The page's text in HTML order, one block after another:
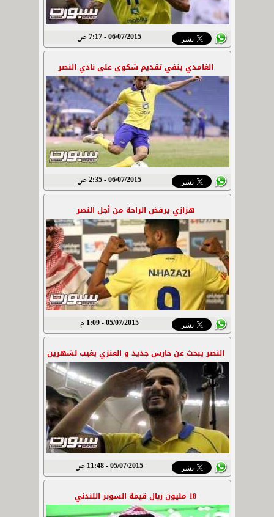
06/07/2015 - 7:17 ص
الغامدي ينفي تقديم شكوى على نادي النصر
06/07/2015 - 2:35 ص
هزازي يرفض الراحة من أجل النصر
05/07/2015 - 1:09 م
النصر يبحث عن حارس جديد و العنزي يغيب لشهرين
05/07/2015 - 11:48 ص
18 مليون ريال قيمة السوبر اللندني